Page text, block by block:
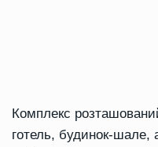
Комплекс
готель, будинок-шале,